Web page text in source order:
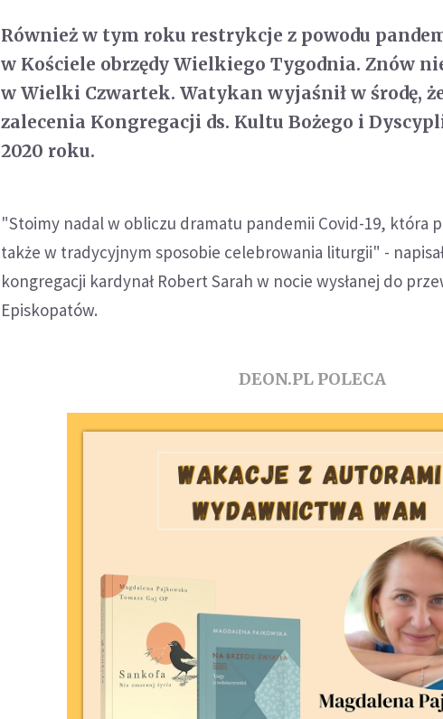
Również w tym roku restrykcje z powodu
w Kościele obrzędy Wielkiego Tygodnia. Znów
w Wielki Czwartek. Watykan wyjaśnił w środę,
zalecenia Kongregacji ds. Kultu Bożego i
2020 roku.
"Stoimy nadal w obliczu dramatu pandemii Covid-19, która
także w tradycyjnym sposobie celebrowania liturgii" -
kongregacji kardynał Robert Sarah w nocie wysłanej do
Episkopatów.
DEON.PL POLECA